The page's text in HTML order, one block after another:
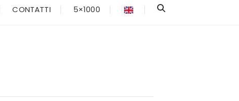
CONTATTI 5×1000